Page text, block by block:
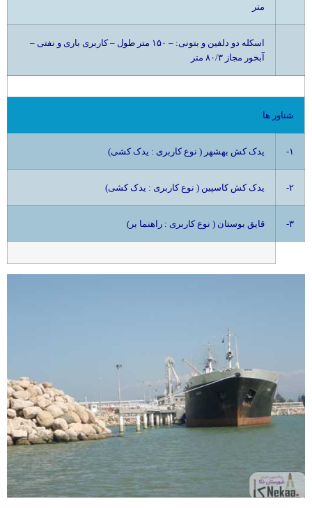
متر
اسکله دو دلفین و بتونی: – ۱۵۰ متر طول – کاربری باری و نفتی –
آبخور مجاز ۸۰/۳ متر
شناور ها
(یدک کش بهشهر ( نوع کاربری : یدک کشی ۱-
(یدک کش کاسپین ( نوع کاربری : یدک کشی ۲-
(قایق بوستان ( نوع کاربری : راهنما بر ۳-